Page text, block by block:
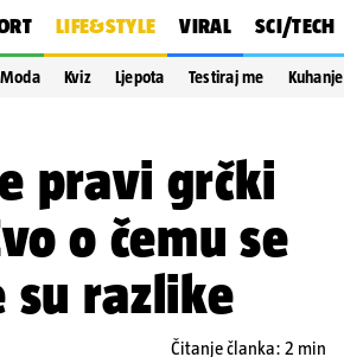
LIFE&STYLE VIRAL SCI/TECH
Moda Kviz Ljepota Testiraj me Kuhanje
pravi grčki
o čemu se
su razlike
Čitanje članka: 2 min